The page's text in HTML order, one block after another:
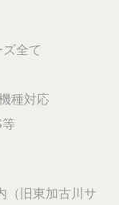
全て
種対応
（旧東加古川サ